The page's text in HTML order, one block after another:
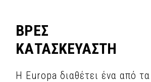
ΒΡΕΣ
ΚΑΤΑΣΚΕΥΑΣΤΗ
Η Europa διαθέτει ένα από